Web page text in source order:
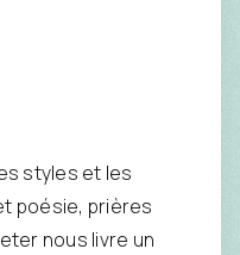
styles et les
poésie, prières
nous livre un